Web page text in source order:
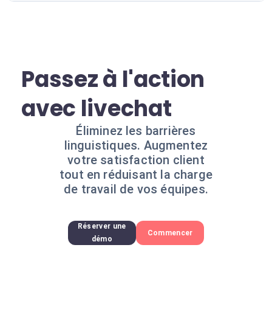
Passez à l'action
avec livechat
Éliminez les barrières
linguistiques. Augmentez
votre satisfaction client
tout en réduisant la charge
de travail de vos équipes.
Réserver une
démo
Commencer